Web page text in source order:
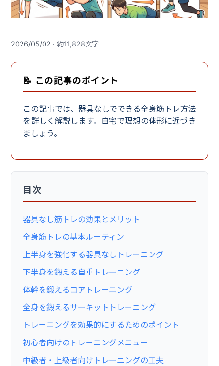
2026/05/02 · 約11,828文字
📝 この記事のポイント
この記事では、器具なしでできる全身筋トレ方法
を詳しく解説します。自宅で理想の体形に近づき
ましょう。
目次
器具なし筋トレの効果とメリット
全身筋トレの基本ルーティン
上半身を強化する器具なしトレーニング
下半身を鍛える自重トレーニング
体幹を鍛えるコアトレーニング
全身を鍛えるサーキットトレーニング
トレーニングを効果的にするためのポイント
初心者向けのトレーニングメニュー
中級者・上級者向けトレーニングの工夫